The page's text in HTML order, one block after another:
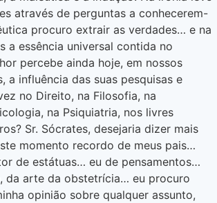
através de perguntas a conhecerem-
procuro extrair as verdades… e na
a essência universal contida no
percebe ainda hoje, em nossos
a influência das suas pesquisas e
no Direito, na Filosofia, na
na Psiquiatria, nos livres
Sr. Sócrates, desejaria dizer mais
momento recordo de meus pais…
de estátuas… eu de pensamentos…
da arte da obstetrícia… eu procuro
opinião sobre qualquer assunto,